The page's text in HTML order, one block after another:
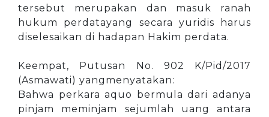
tersebut merupakan dan masuk ranah
hukum perdatayang secara yuridis harus
diselesaikan di hadapan Hakim perdata.
Keempat, Putusan No. 902 K/Pid/2017
(Asmawati) yangmenyatakan:
Bahwa perkara aquo bermula dari adanya
pinjam meminjam sejumlah uang antara